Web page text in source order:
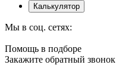
Калькулятор
Мы в соц. сетях:
Помощь в подборе
Закажите обратный звонок